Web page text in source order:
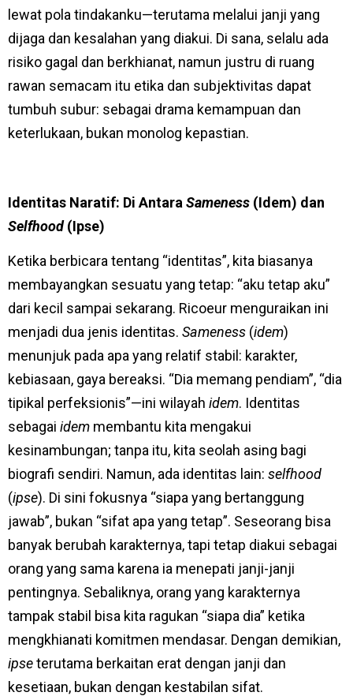
lewat pola tindakanku—terutama melalui janji yang
dijaga dan kesalahan yang diakui. Di sana, selalu ada
risiko gagal dan berkhianat, namun justru di ruang
rawan semacam itu etika dan subjektivitas dapat
tumbuh subur: sebagai drama kemampuan dan
keterlukaan, bukan monolog kepastian.
Identitas Naratif: Di Antara Sameness (Idem) dan
Selfhood(Ipse)
Ketika berbicara tentang “identitas”, kita biasanya
membayangkan sesuatu yang tetap: “aku tetap aku”
dari kecil sampai sekarang. Ricoeur menguraikan ini
menjadi dua jenis identitas. Sameness (idem)
menunjuk pada apa yang relatif stabil: karakter,
kebiasaan, gaya bereaksi. “Dia memang pendiam”, “dia
tipikal perfeksionis”—ini wilayah idem. Identitas
sebagai idem membantu kita mengakui
kesinambungan; tanpa itu, kita seolah asing bagi
biografi sendiri. Namun, ada identitas lain: selfhood
(ipse). Di sini fokusnya “siapa yang bertanggung
jawab”, bukan “sifat apa yang tetap”. Seseorang bisa
banyak berubah karakternya, tapi tetap diakui sebagai
orang yang sama karena ia menepati janji-janji
pentingnya. Sebaliknya, orang yang karakternya
tampak stabil bisa kita ragukan “siapa dia” ketika
mengkhianati komitmen mendasar. Dengan demikian,
ipseterutama berkaitan erat dengan janji dan
kesetiaan, bukan dengan kestabilan sifat.